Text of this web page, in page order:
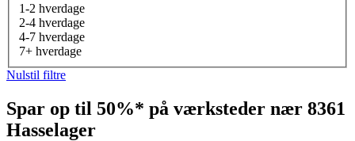
1-2 hverdage
2-4 hverdage
4-7 hverdage
7+ hverdage
Nulstil filtre
Spar op til 50%* på værksteder nær 8361
Hasselager